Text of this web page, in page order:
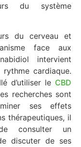
du système
du cerveau et
face aux
intervient
cardiaque.
d’utiliser le CBD
recherches sont
ses effets
thérapeutiques, il
consulter un
discuter de ses